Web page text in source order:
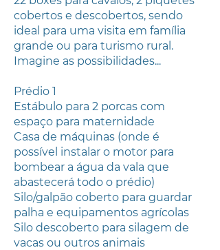
cobertos e descobertos, sendo
ideal para uma visita em família
grande ou para turismo rural.
Imagine as possibilidades...
Prédio 1
Estábulo para 2 porcas com
espaço para maternidade
Casa de máquinas (onde é
possível instalar o motor para
bombear a água da vala que
abastecerá todo o prédio)
Silo/galpão coberto para guardar
palha e equipamentos agrícolas
Silo descoberto para silagem de
vacas ou outros animais